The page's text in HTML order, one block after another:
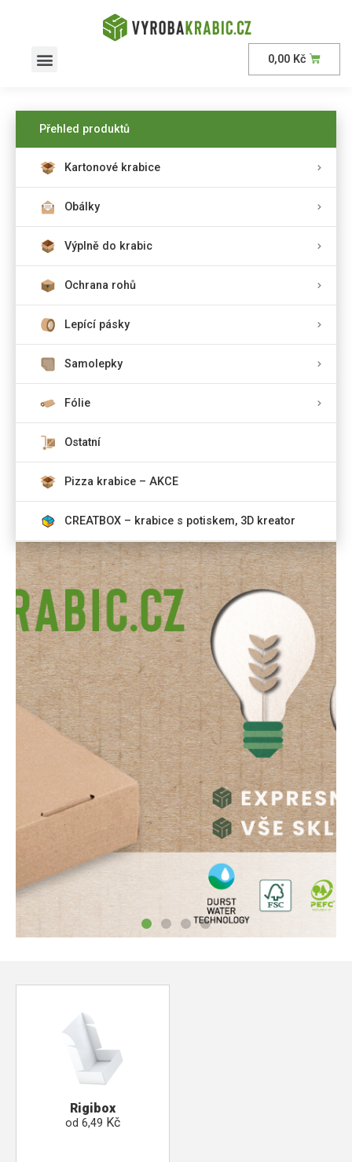
0,00 Kč
Přehled produktů
Kartonové krabice
Obálky
Výplně do krabic
Ochrana rohů
Lepící pásky
Samolepky
Fólie
Ostatní
Pizza krabice – AKCE
CREATBOX – krabice s potiskem, 3D kreator
Rigibox
od 6,49 Kč